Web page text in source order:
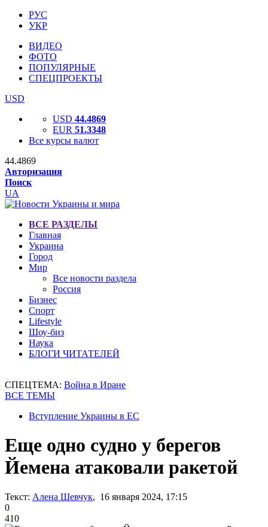
РУС
УКР
ВИДЕО
ФОТО
ПОПУЛЯРНЫЕ
СПЕЦПРОЕКТЫ
USD
USD 44.4869
EUR 51.3348
Все курсы валют
44.4869
Авторизация
Поиск
UA
ВСЕ РАЗДЕЛЫ
Главная
Украина
Город
Мир
Все новости раздела
Россия
Бизнес
Спорт
Lifestyle
Шоу-биз
Наука
БЛОГИ ЧИТАТЕЛЕЙ
СПЕЦТЕМА: Война в Иране
ВСЕ ТЕМЫ
Вступление Украины в ЕС
Еще одно судно у берегов
Йемена атаковали ракетой
Текст: Алена Шевчук, 16 января 2024, 17:15
0
410